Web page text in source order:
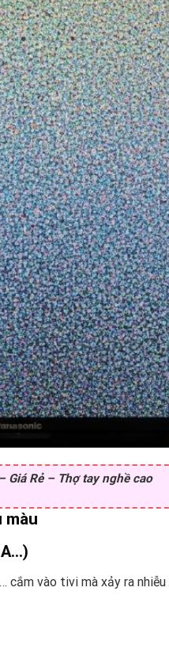
Giá Rẻ – Thợ tay nghề cao
màu
cắm vào tivi mà xảy ra